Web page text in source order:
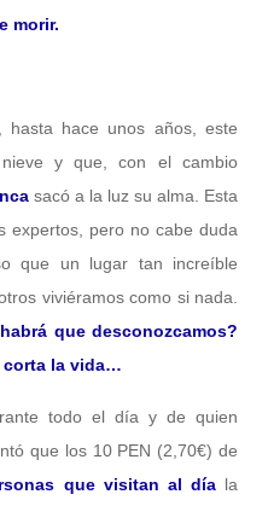
morir.
hace unos años, este
y que, con el cambio
sacó a la luz su alma. Esta
expertos, pero no cabe duda
que un lugar tan increíble
viviéramos como si nada.
que desconozcamos?
corta la vida…
todo el día y de quien
que los 10 PEN (2,70€) de
que visitan al díala